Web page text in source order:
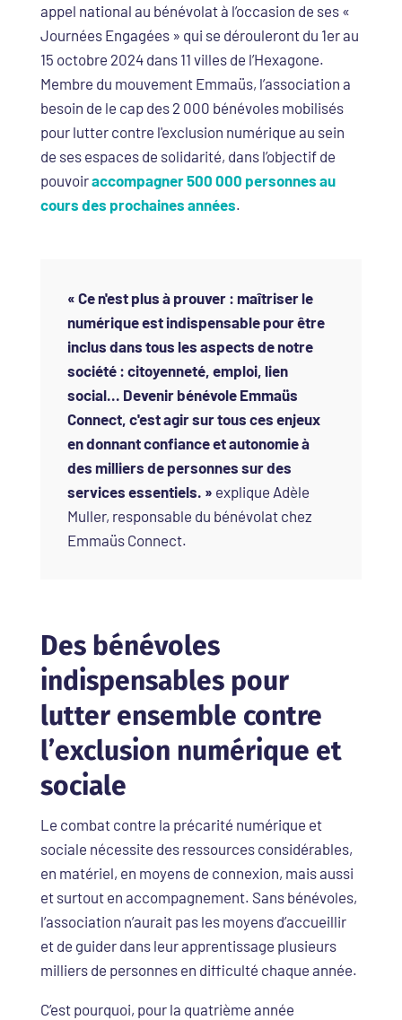
appel national au bénévolat à l’occasion de ses «
Journées Engagées » qui se dérouleront du 1er au
15 octobre 2024 dans 11 villes de l’Hexagone.
Membre du mouvement Emmaüs, l’association a
besoin de le cap des 2 000 bénévoles mobilisés
pour lutter contre l'exclusion numérique au sein
de ses espaces de solidarité, dans l’objectif de
pouvoiraccompagner 500 000 personnes au
cours des prochaines années.
« Ce n'est plus à prouver : maîtriser le
numérique est indispensable pour être
inclus dans tous les aspects de notre
société : citoyenneté, emploi, lien
social... Devenir bénévole Emmaüs
Connect, c'est agir sur tous ces enjeux
en donnant confiance et autonomie à
des milliers de personnes sur des
services essentiels. » explique Adèle
Muller, responsable du bénévolat chez
Emmaüs Connect.
Des bénévoles
indispensablespour
lutter ensemble contre
l’exclusion numérique et
sociale
Le combat contre la précarité numérique et
sociale nécessite des ressources considérables,
en matériel, en moyens de connexion, mais aussi
et surtout en accompagnement. Sans bénévoles,
l’association n’aurait pas les moyens d’accueillir
et de guider dans leur apprentissage plusieurs
milliers de personnes en difficulté chaque année.
C’est pourquoi, pour la quatrième année